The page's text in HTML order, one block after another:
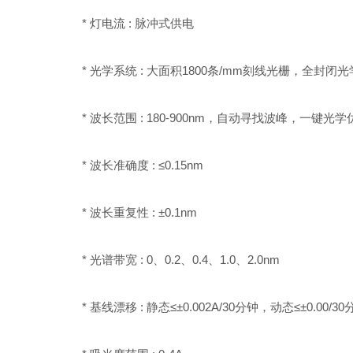
* 灯电流 : 脉冲式供电
* 光学系统 : 大面积1800条/mm刻线光栅，全封闭光
* 波长范围 : 180-900nm，自动寻找波峰，一键光学
* 波长准确度 : ≤0.15nm
* 波长重复性 : ±0.1nm
* 光谱带宽 : 0、0.2、0.4、1.0、2.0nm
* 基线漂移 : 静态≤±0.002A/30分钟，动态≤±0.00/30